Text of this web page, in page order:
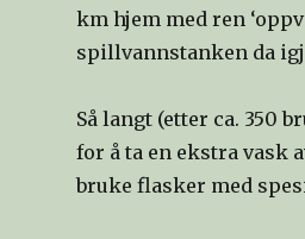
km hjem med ren
spillvannstanken da
Så langt (etter ca. 350
for å ta en ekstra vask
bruke flasker med